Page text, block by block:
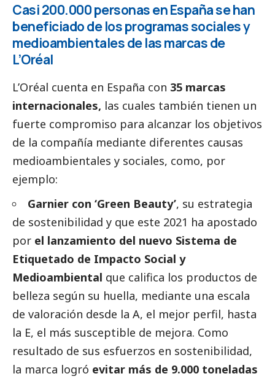
Casi 200.000 personas en España se han
beneficiado de los programas sociales y
medioambientales de las marcas de
L’Oréal
L’Oréal cuenta en España con 35 marcas
internacionales, las cuales también tienen un
fuerte compromiso para alcanzar los objetivos
de la compañía mediante diferentes causas
medioambientales y sociales, como, por
ejemplo:
Garnier con ‘Green Beauty’, su estrategia
de sostenibilidad y que este 2021 ha apostado
por el lanzamiento del nuevo Sistema de
Etiquetado de Impacto Social y
Medioambiental que califica los productos de
belleza según su huella, mediante una escala
de valoración desde la A, el mejor perfil, hasta
la E, el más susceptible de mejora. Como
resultado de sus esfuerzos en sostenibilidad,
la marca logró evitar más de 9.000 toneladas